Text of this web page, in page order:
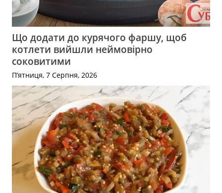
Що додати до курячого фаршу, щоб
котлети вийшли неймовірно
соковитими
П’ятниця, 7 Серпня, 2026